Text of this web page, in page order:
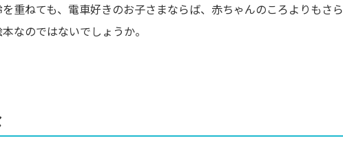
重ねても、電車好きのお子さまならば、赤ちゃんのころよりもさら
なのではないでしょうか。